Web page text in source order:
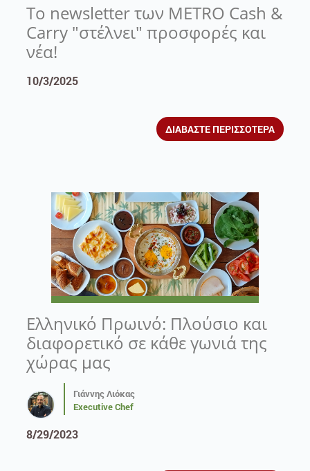
Το newsletter των METRO Cash &
Carry "στέλνει" προσφορές και
νέα!
10/3/2025
ΔΙΑΒΑΣΤΕ ΠΕΡΙΣΣΟΤΕΡΑ
Ελληνικό Πρωινό: Πλούσιο και
διαφορετικό σε κάθε γωνιά της
χώρας μας
Γιάννης Λιόκας
Executive Chef
8/29/2023